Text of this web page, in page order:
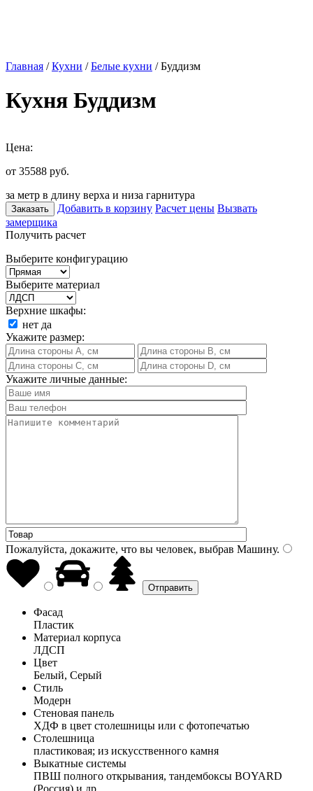
Главная /Кухни /Белые кухни / Буддизм
Кухня Буддизм
Цена:
от 35588 руб.
за метр в длину верха и низа гарнитура
Заказать Добавить в корзину Расчет цены Вызвать
замерщика
Получить расчет
Выберите конфигурацию
Выберите материал
Верхние шкафы:
нет да
Укажите размер:
Укажите личные данные:
Пожалуйста, докажите, что вы человек, выбрав Машину.
Фасад
Пластик
Материал корпуса
ЛДСП
Цвет
Белый, Серый
Стиль
Модерн
Стеновая панель
ХДФ в цвет столешницы или с фотопечатью
Столешница
пластиковая; из искусственного камня
Выкатные системы
ПВШ полного открывания, тандембоксы BOYARD
(Россия) и др.